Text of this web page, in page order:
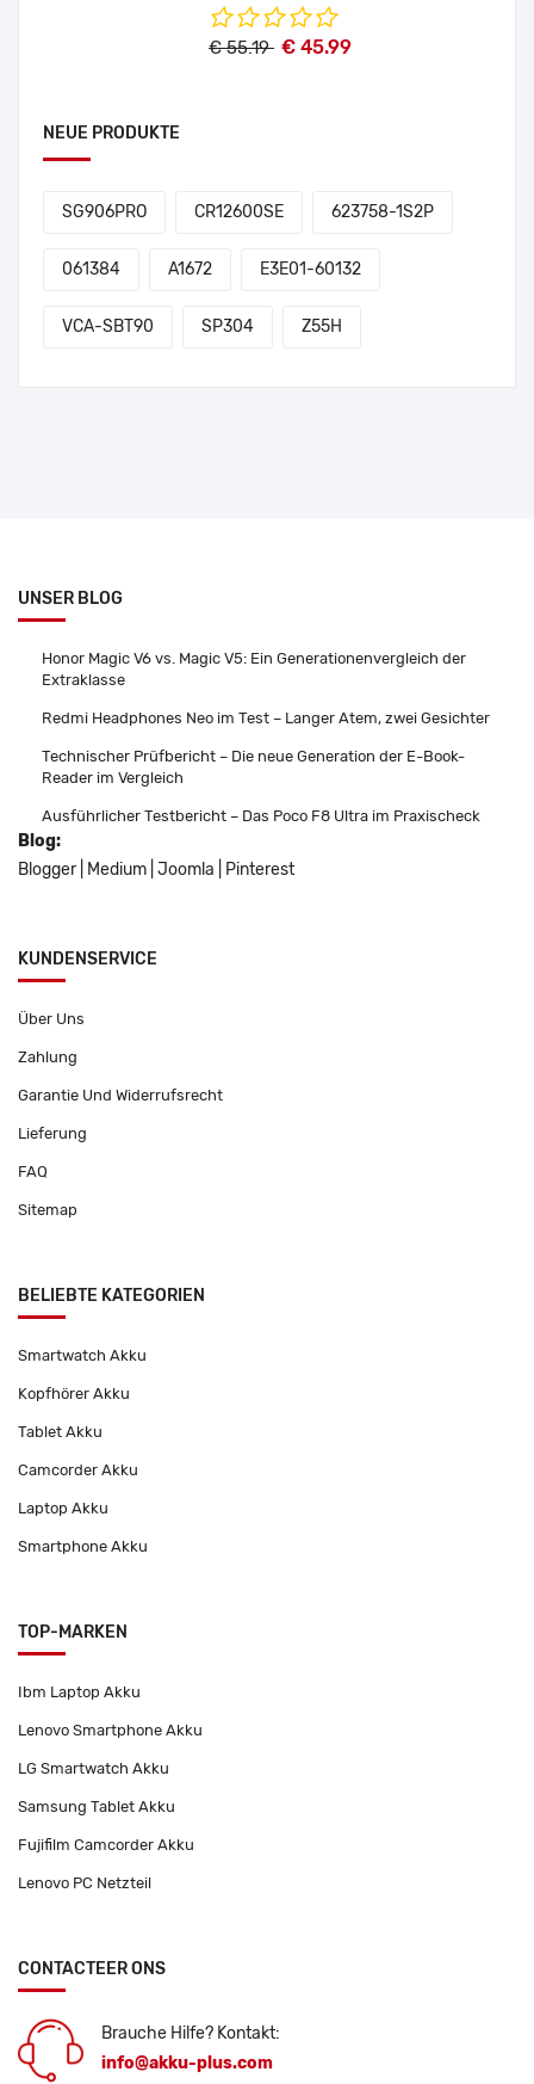
€ 55.19 € 45.99
NEUE PRODUKTE
SG906PRO CR12600SE 623758-1S2P
061384 A1672 E3E01-60132
VCA-SBT90 SP304 Z55H
UNSER BLOG
Honor Magic V6 vs. Magic V5: Ein Generationenvergleich der
Extraklasse
Redmi Headphones Neo im Test – Langer Atem, zwei Gesichter
Technischer Prüfbericht – Die neue Generation der E-Book-
Reader im Vergleich
Ausführlicher Testbericht – Das Poco F8 Ultra im Praxischeck
Blog:
Blogger
Medium Joomla Pinterest
KUNDENSERVICE
Über Uns
Zahlung
Garantie Und Widerrufsrecht
Lieferung
FAQ
Sitemap
BELIEBTE KATEGORIEN
Smartwatch Akku
Kopfhörer Akku
Tablet Akku
Camcorder Akku
Laptop Akku
Smartphone Akku
TOP-MARKEN
Ibm Laptop Akku
Lenovo Smartphone Akku
LG Smartwatch Akku
Samsung Tablet Akku
Fujifilm Camcorder Akku
Lenovo PC Netzteil
CONTACTEER ONS
Brauche Hilfe? Kontakt:
info@akku-plus.com